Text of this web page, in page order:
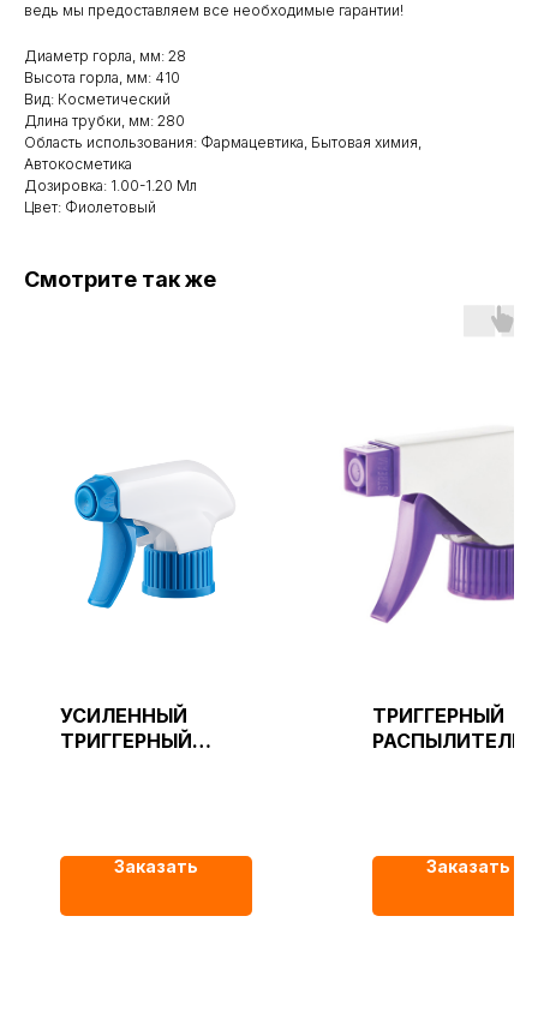
ведь мы предоставляем все необходимые гарантии!
Диаметр горла, мм: 28
Высота горла, мм: 410
Вид: Косметический
Длина трубки, мм: 280
Область использования: Фармацевтика, Бытовая химия,
Автокосметика
Дозировка: 1.00-1.20 Мл
Цвет: Фиолетовый
Смотрите так же
УСИЛЕННЫЙ
ТРИГГЕРНЫЙ
Заказать
ТРИГГЕРНЫЙ
РАСПЫЛИТЕЛЬ
Заказать